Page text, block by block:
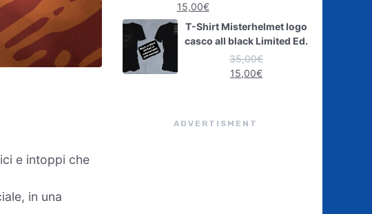
e intoppi che
in una
15,00€
T-Shirt Misterhelmet logo
casco all black Limited Ed.
35,00€
15,00€
ADVERTISMENT